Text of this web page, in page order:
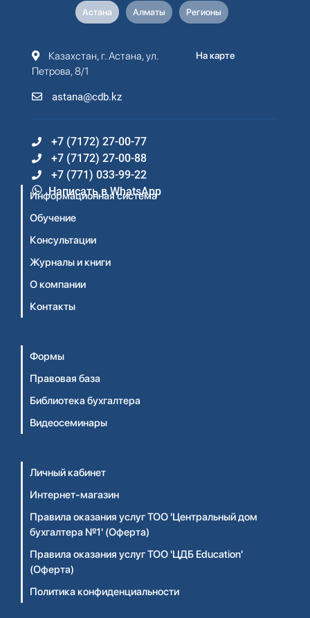
Астана Алматы Регионы
Казахстан, г. Астана, ул.
Петрова, 8/1
astana@cdb.kz
На карте
+7 (7172) 27-00-77
+7 (7172) 27-00-88
+7 (771) 033-99-22
Написать в WhatsApp
Информационная система
Обучение
Консультации
Журналы и книги
О компании
Контакты
Формы
Правовая база
Библиотека бухгалтера
Видеосеминары
Личный кабинет
Интернет-магазин
Правила оказания услуг ТОО 'Центральный дом
бухгалтера №1' (Оферта)
Правила оказания услуг ТОО 'ЦДБ Education'
(Оферта)
Политика конфиденциальности